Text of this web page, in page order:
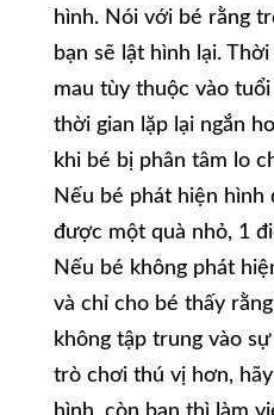
hình. Nói với bé rằng
bạn sẽ lật hình lại.
mau tùy thuộc vào
thời gian lặp lại ngắn
khi bé bị phân tâm lo
Nếu bé phát hiện hình
được một quà nhỏ, 1
Nếu bé không phát
và chỉ cho bé thấy
không tập trung vào
trò chơi thú vị hơn,